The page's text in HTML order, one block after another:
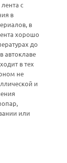
с
в
в
хорошо
до
автоклаве
в тех
не
и
или